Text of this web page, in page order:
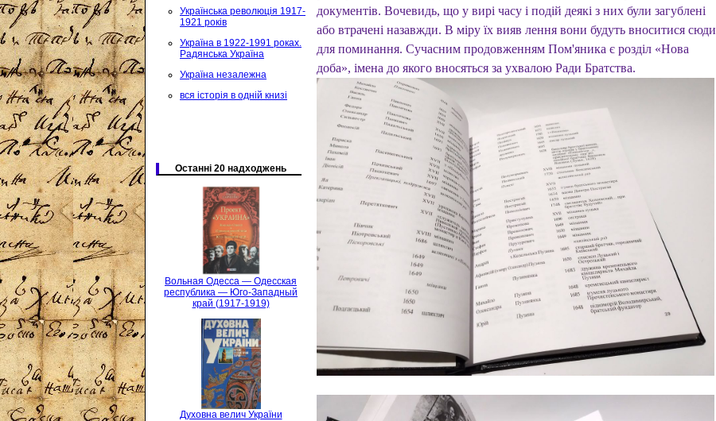
Українська революція 1917-
1921 років
Україна в 1922-1991 роках.
Радянська Україна
Україна незалежна
вся історія в одній книзі
Останні 20 надходжень
Вольная Одесса — Одесская
республика — Юго-Западный
край (1917-1919)
Духовна велич України
документів. Вочевидь, що у вирі часу і подій деякі з них були загублені
або втрачені назавжди. В міру їх вияв лення вони будуть вноситися сюди
для поминання. Сучасним продовженням Пом'яника є розділ «Нова
доба», імена до якого вносяться за ухвалою Ради Братства.